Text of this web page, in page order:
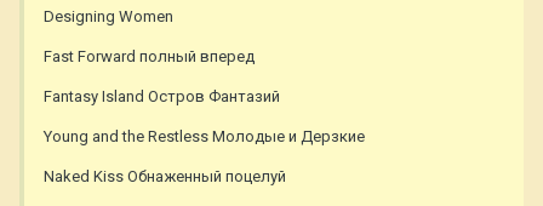
Designing Women
Fast Forward полный вперед
Fantasy Island Остров Фантазий
Young and the Restless Молодые и Дерзкие
Naked Kiss Обнаженный поцелуй